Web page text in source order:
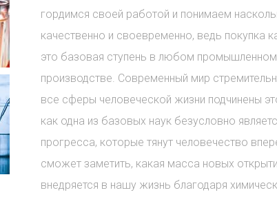
гордимся своей работой и понимаем
качественно и своевременно, ведь покупка
это базовая ступень в любом
производстве. Современный мир
все сферы человеческой жизни подчинены
как одна из базовых наук безусловно
прогресса, которые тянут человечество
сможет заметить, какая масса новых
внедряется в нашу жизнь благодаря